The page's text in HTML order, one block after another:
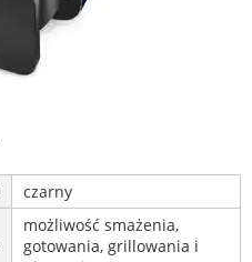
czarny
możliwość smażenia,
gotowania, grillowania i